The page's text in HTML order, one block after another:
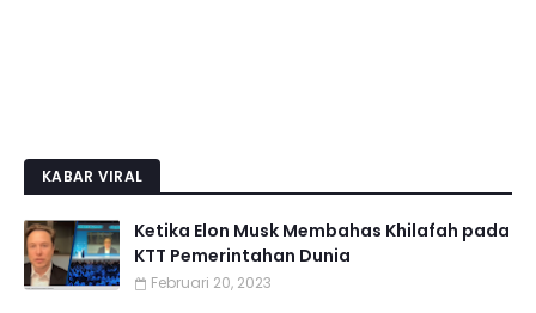
KABAR VIRAL
Ketika Elon Musk Membahas Khilafah pada
KTT Pemerintahan Dunia
Februari 20, 2023